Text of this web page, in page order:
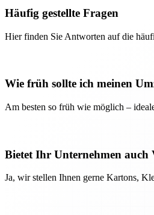
Häufig gestellte Fragen
Hier finden Sie Antworten auf die
Wie früh sollte ich meinen
Am besten so früh wie möglich –
Bietet Ihr Unternehmen auch
Ja, wir stellen Ihnen gerne Kartons,